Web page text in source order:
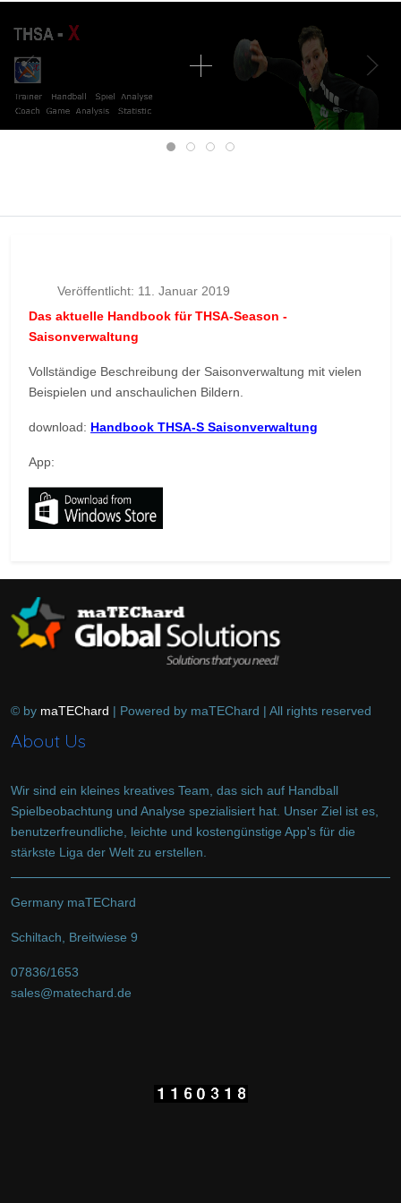
Veröffentlicht: 11. Januar 2019
Das aktuelle Handbook für THSA-Season -
Saisonverwaltung
Vollständige Beschreibung der Saisonverwaltung mit vielen
Beispielen und anschaulichen Bildern.
download: Handbook THSA-S Saisonverwaltung
App:
© by maTEChard | Powered by maTEChard | All rights reserved
About Us
Wir sind ein kleines kreatives Team, das sich auf Handball
Spielbeobachtung und Analyse spezialisiert hat. Unser Ziel ist es,
benutzerfreundliche, leichte und kostengünstige App's für die
stärkste Liga der Welt zu erstellen.
Germany maTEChard
Schiltach, Breitwiese 9
07836/1653
sales@matechard.de